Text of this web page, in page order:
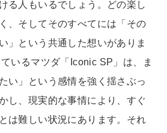
る人もいるでしょう。どの楽し
、そしてそのすべてには「その
」という共通した想いがありま
いるマツダ「Iconic SP」は、ま
い」という感情を強く揺さぶっ
し、現実的な事情により、すぐ
は難しい状況にあります。それ